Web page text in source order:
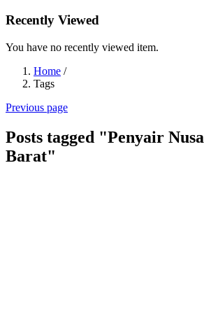
Recently Viewed
You have no recently viewed item.
Home /
Tags
Previous page
Posts tagged "Penyair
Barat"